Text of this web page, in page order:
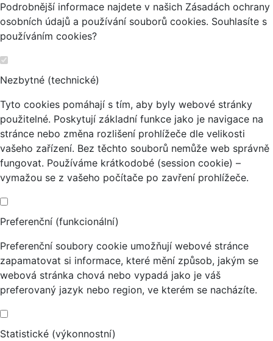
Podrobnější informace najdete v našich Zásadách ochrany
osobních údajů a používání souborů cookies. Souhlasíte s
používáním cookies?
Nezbytné (technické)
Tyto cookies pomáhají s tím, aby byly webové stránky
použitelné. Poskytují základní funkce jako je navigace na
stránce nebo změna rozlišení prohlížeče dle velikosti
vašeho zařízení. Bez těchto souborů nemůže web správně
fungovat. Používáme krátkodobé (session cookie) –
vymažou se z vašeho počítače po zavření prohlížeče.
Preferenční (funkcionální)
Preferenční soubory cookie umožňují webové stránce
zapamatovat si informace, které mění způsob, jakým se
webová stránka chová nebo vypadá jako je váš
preferovaný jazyk nebo region, ve kterém se nacházíte.
Statistické (výkonnostní)